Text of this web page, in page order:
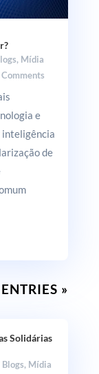
, Mídia
Comments
e
inteligência
de
»
Solidárias
, Mídia